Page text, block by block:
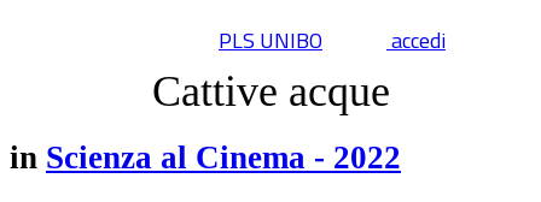
PLS UNIBO accedi
Cattive acque
in Scienza al Cinema - 2022